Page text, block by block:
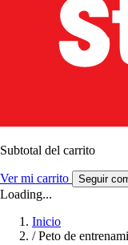
Subtotal del carrito
Ver mi carrito Seguir
Loading...
Inicio
/ Peto de